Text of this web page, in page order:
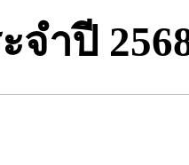
จำปี